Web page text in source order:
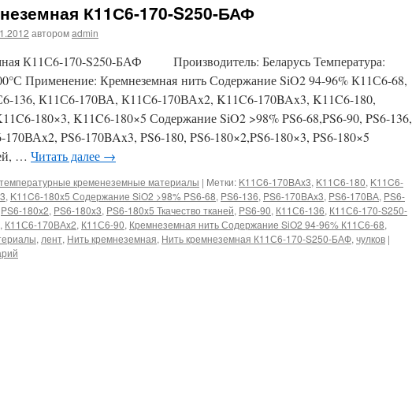
К11С6-170-S250-БАФ
авторомadmin
К11С6-170-S250-БАФ Производитель: Беларусь Температура:
Применение: Кремнеземная нить Содержание SiO2 94-96% К11С6-68,
136, К11С6-170ВА, К11С6-170ВАx2, K11C6-170BAx3, K11C6-180,
180×3, K11C6-180×5 Содержание SiO2 >98% PS6-68,PS6-90, PS6-136,
PS6-170BAx3, PS6-180, PS6-180×2,PS6-180×3, PS6-180×5
… Читать далее →
кременеземные материалы | Метки: K11C6-170BAx3, K11C6-180, K11C6-
, K11C6-180x5 Содержание SiO2 >98% PS6-68, PS6-136, PS6-170BAx3, PS6-170ВА, PS6-
PS6-180x2, PS6-180x3, PS6-180x5 Ткачество тканей, PS6-90, К11С6-136, К11С6-170-S250-
, К11С6-170ВАx2, К11С6-90, Кремнеземная нить Содержание SiO2 94-96% К11С6-68,
, лент, Нить кремнеземная, Нить кремнеземная К11С6-170-S250-БАФ, чулков |